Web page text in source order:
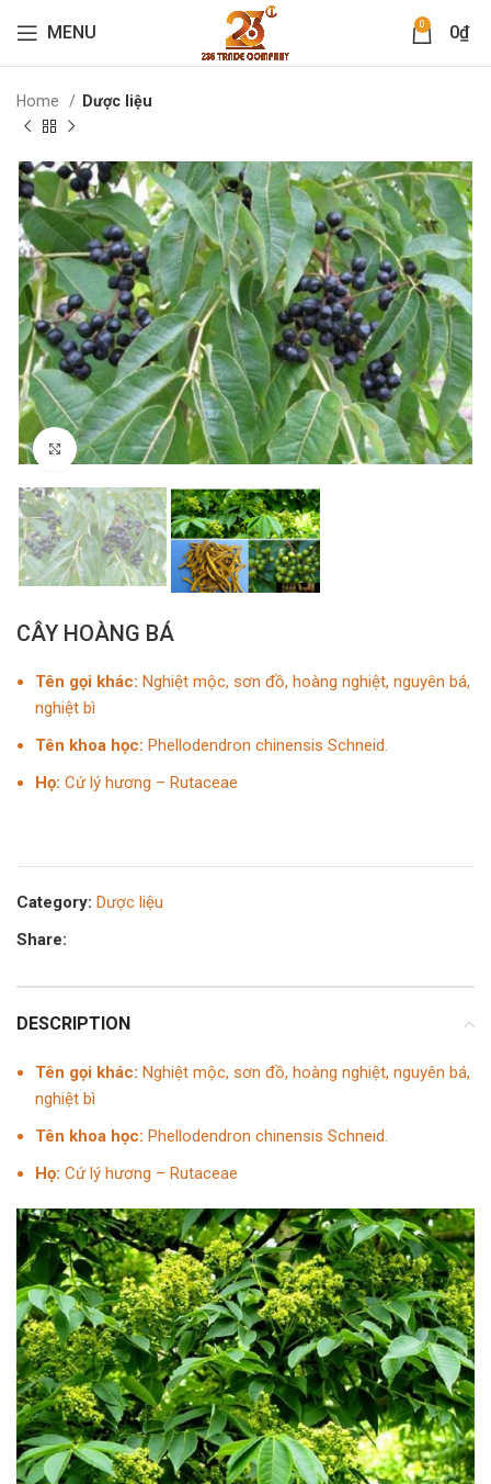
MENU 0 0₫
Home Dược liệu
Click to enlarge
CÂY HOÀNG BÁ
Tên gọi khác: Nghiệt mộc, sơn đồ, hoàng nghiệt, nguyên bá,
nghiệt bì
Tên khoa học: Phellodendron chinensis Schneid.
Họ: Cứ lý hương – Rutaceae
Category: Dược liệu
Share:
DESCRIPTION
Tên gọi khác: Nghiệt mộc, sơn đồ, hoàng nghiệt, nguyên bá,
nghiệt bì
Tên khoa học: Phellodendron chinensis Schneid.
Họ: Cứ lý hương – Rutaceae